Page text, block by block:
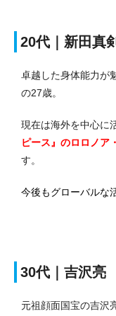
20代｜新田真
卓越した身体能力が
の27歳。
現在は海外を中心に
ピース』のロロノア
す。
今後もグローバルな
30代｜吉沢亮
元祖顔面国宝の吉沢